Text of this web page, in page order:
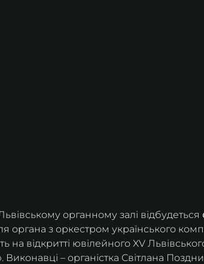
органному залі відбудеться
органа з оркестром українського
на відкритті ювілейного XV
– органістка Світлана